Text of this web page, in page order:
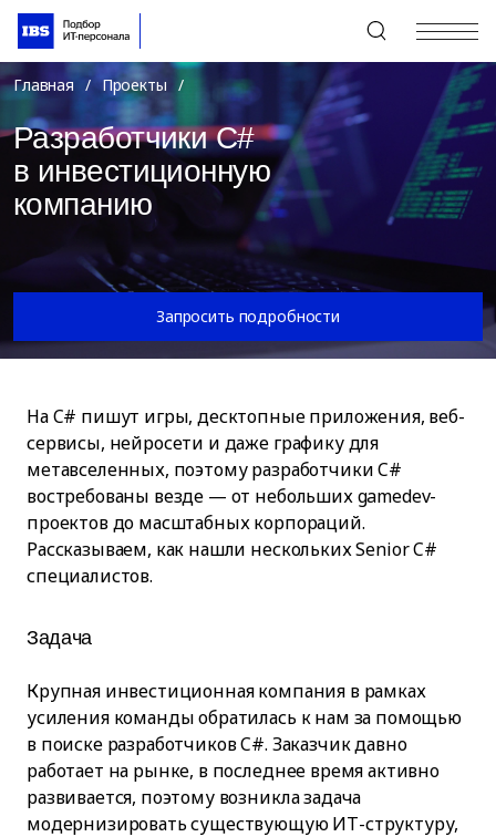
+7 (495) 967-80-80
Главная / Проекты /
Разработчики C#
в инвестиционную
компанию
Запросить подробности
На C# пишут игры, десктопные приложения, веб-
сервисы, нейросети и даже графику для
метавселенных, поэтому разработчики C#
востребованы везде — от небольших gamedev-
проектов до масштабных корпораций.
Рассказываем, как нашли нескольких Senior C#
специалистов.
Задача
Крупная инвестиционная компания в рамках
усиления команды обратилась к нам за помощью
в поиске разработчиков C#. Заказчик давно
работает на рынке, в последнее время активно
развивается, поэтому возникла задача
модернизировать существующую ИТ-структуру,